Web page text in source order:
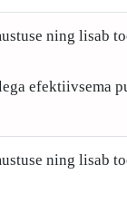
ning lisab
efektiivsema
ning lisab